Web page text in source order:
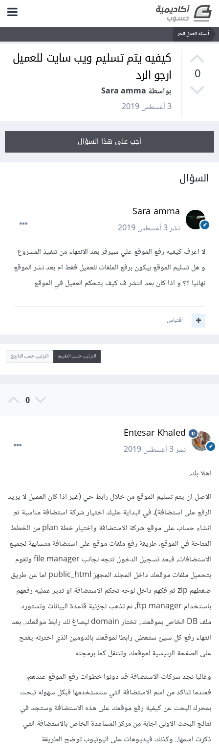
أسئلة العمل الحر
0
كيفيه يتم تسليم ويب سايت للعميل
ارجو الرد
بواسطة Sara amma
3 أغسطس 2019
أجب على هذا السؤال
السؤال
Sara amma
نشر3 أغسطس 2019
لا اعرف كيفيه رفع الموقع علي سيرفر بعد الانتهاء من تنفيذ المشروع
و هل تسليم الموقع بيكون برفع الملفات للعميل فقط ام بعد نشر الموقع
نهائيا ؟؟ و اذا كان بعد النشر ف كيف يتحكم العميل في الموقع
اقتباس
الترتيب حسب التقييم الترتيب حسب التاريخ
0
Entesar Khaled
نشر3 أغسطس 2019
اهلا بك،
الاصل ان يتم تسليم الموقع من خلال رابط حي (غير اذا كان العميل لا يريد
الرفع على استضافة)، في البداية عليك اختيار شركة استضافة مناسبة ثم
انشاء حساب على موقع شركة الاستضافة واختيار خطة plan من الخطط
المتاحة في الموقع، طريقة رفع ملفات موقع على استضافة متشابهة لجميع
الاستضافات، فبعد تسجيل الدخول تتجه لجانب file manager وتقوم
بتحميل ملفات موقعك داخل المجلد المجهز public_html اما عن طريق
ضغطهم zip ثم فكهم داخل لوحه تحكم الاستضافة او تدير عمليه رفعهم
باستخدام ftp manager، ثم تذهب لجزئية قاعدة البيانات وتستورد
ملف DB الخاص بموقعك.. تختار domain ليصاغ لك رابط موقعك.. بعد
انتهاء رفع كل شيئ ستعطى رابطا لموقعك بالدومين الذي اخترته يفتح
على الصفحة الرىيسية لموقعك وتتنقل كما برمجته
وغالبا نجد شركات الاستضافة قد دونوا خطوات رفع الموقع عندهم،
فعندما تتاكد من اسم الاستضافة التي ستستخدمها فبكل سهوله تبحث
بمحرك البحث عن كيفية رفع موقعك على هذه الاستضافة وستجد في
نتائج البحث الاولى اجابة من مركز المساعدة الخاص بالاستضافة التي
ذكرت اسمها.. وكذلك فيديوهات على اليوتيوب توضح الطريقة